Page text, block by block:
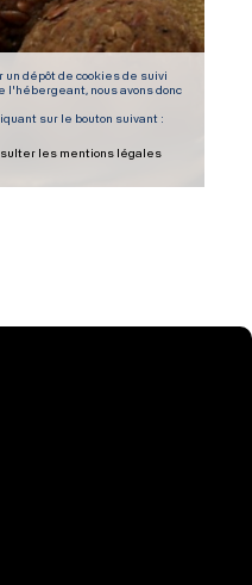
dépôt de cookies de suivi
l'hébergeant, nous avons donc
sur le bouton suivant :
les mentions légales